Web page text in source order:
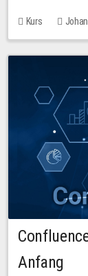
Kurs
10,00 EUR
Anfang